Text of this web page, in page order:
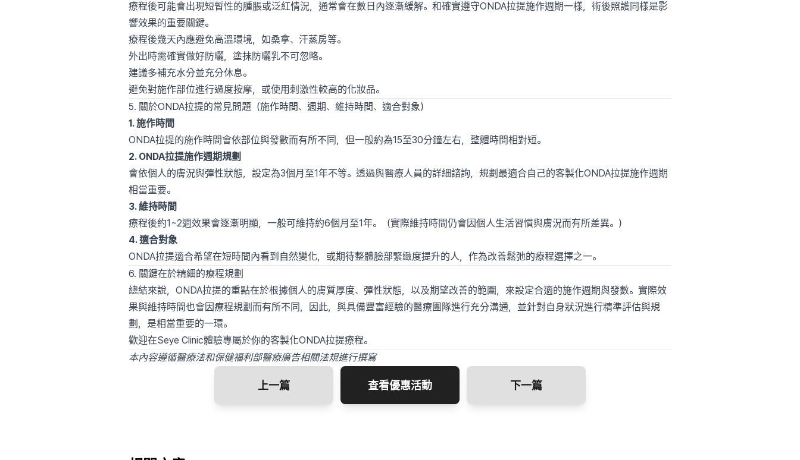
療程後可能會出現短暫性的腫脹或泛紅情況，通常會在數日內逐漸緩解。和確實遵守ONDA拉提施作週期一樣，術後照護同樣是影
響效果的重要關鍵。
療程後幾天內應避免高溫環境，如桑拿、汗蒸房等。
外出時需確實做好防曬，塗抹防曬乳不可忽略。
建議多補充水分並充分休息。
避免對施作部位進行過度按摩，或使用刺激性較高的化妝品。
5. 關於ONDA拉提的常見問題（施作時間、週期、維持時間、適合對象）
1. 施作時間
ONDA拉提的施作時間會依部位與發數而有所不同，但一般約為15至30分鐘左右，整體時間相對短。
2. ONDA拉提施作週期規劃
會依個人的膚況與彈性狀態，設定為3個月至1年不等。透過與醫療人員的詳細諮詢，規劃最適合自己的客製化ONDA拉提施作週期
相當重要。
3. 維持時間
療程後約1~2週效果會逐漸明顯，一般可維持約6個月至1年。（實際維持時間仍會因個人生活習慣與膚況而有所差異。）
4. 適合對象
ONDA拉提適合希望在短時間內看到自然變化，或期待整體臉部緊緻度提升的人，作為改善鬆弛的療程選擇之一。
6. 關鍵在於精細的療程規劃
總結來說，ONDA拉提的重點在於根據個人的膚質厚度、彈性狀態，以及期望改善的範圍，來設定合適的施作週期與發數。實際效
果與維持時間也會因療程規劃而有所不同，因此，與具備豐富經驗的醫療團隊進行充分溝通，並針對自身狀況進行精準評估與規
劃，是相當重要的一環。
歡迎在Seye Clinic體驗專屬於你的客製化ONDA拉提療程。
本內容遵循醫療法和保健福利部醫療廣告相關法規進行撰寫
上一篇 查看優惠活動 下一篇